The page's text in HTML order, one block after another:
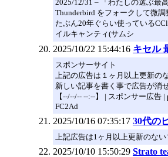
2025/12/31 – 「わたしの選ぶ最
Thunderbird をフォークして微調
たぶん20年ぐらい使っている
イルキャンティ(サムシ
2025/10/22 15:44:16 キセル
スポンサーサイト
上記の広告は１ヶ月以上更新の
新しい記事を書く事で広告が消せ
【--/--/-- --:--】 | スポンサー広告 |
FC2Ad
2025/10/16 07:35:17 30代の
上記広告は1ヶ月以上更新のな
2025/10/10 15:50:29 Strato